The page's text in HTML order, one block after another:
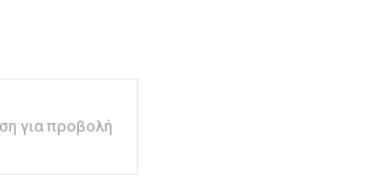
για προβολή